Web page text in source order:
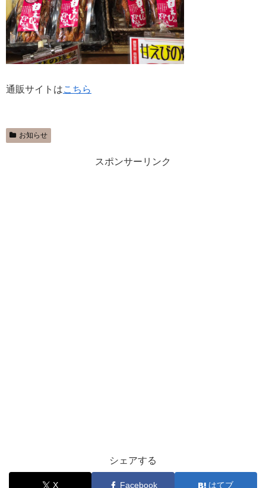
通販サイトはこちら
お知らせ
スポンサーリンク
シェアする
X Facebook はてブ